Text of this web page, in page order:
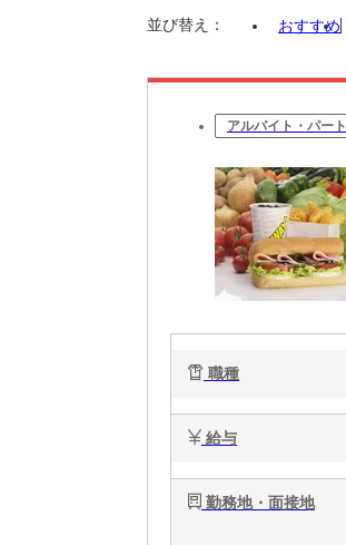
並び替え： おすすめ
アルバイト・パート
職種
給与
勤務地・面接地